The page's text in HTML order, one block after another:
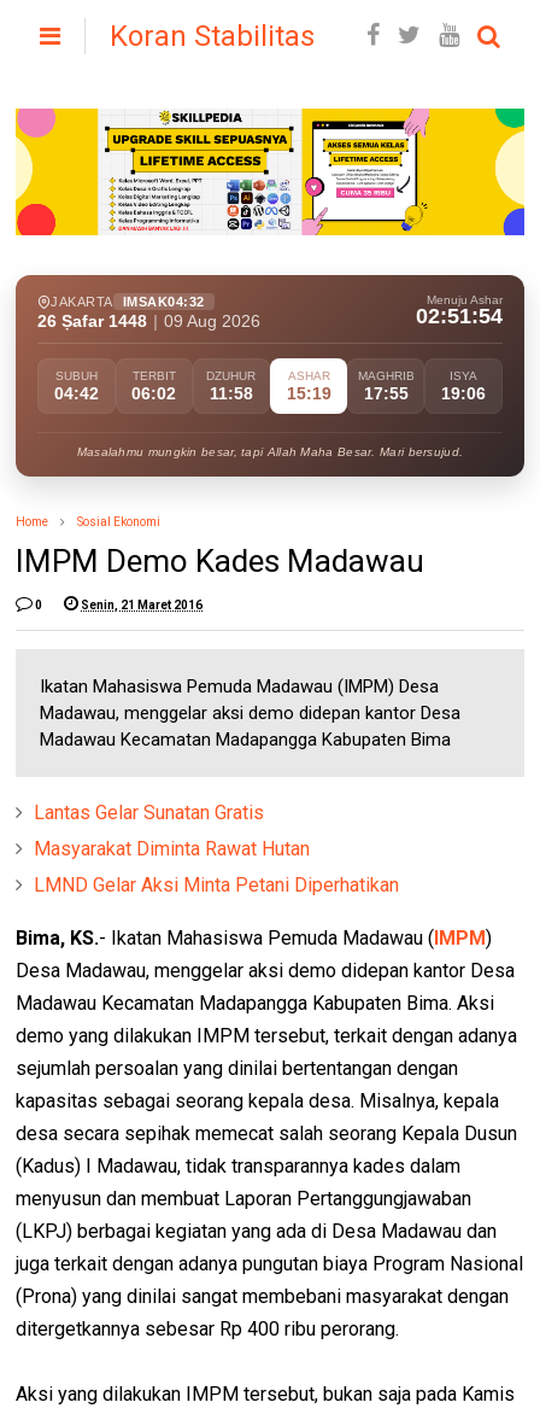
Koran Stabilitas
JAKARTA IMSAK04:32
26 Ṣafar 1448 09 Aug 2026
Menuju Ashar
02:51:53
SUBUH
04:42
TERBIT
06:02
DZUHUR
11:58
ASHAR
15:19
MAGHRIB
17:55
ISYA
19:06
Masalahmu mungkin besar, tapi Allah Maha Besar. Mari bersujud.
Home Sosial Ekonomi
IMPM Demo Kades Madawau
0 Senin, 21 Maret 2016
Ikatan Mahasiswa Pemuda Madawau (IMPM) Desa
Madawau, menggelar aksi demo didepan kantor Desa
Madawau Kecamatan Madapangga Kabupaten Bima
Lantas Gelar Sunatan Gratis
Masyarakat Diminta Rawat Hutan
LMND Gelar Aksi Minta Petani Diperhatikan
Bima, KS.- Ikatan Mahasiswa Pemuda Madawau ( IMPM)
Desa Madawau, menggelar aksi demo didepan kantor Desa
Madawau Kecamatan Madapangga Kabupaten Bima. Aksi
demo yang dilakukan IMPM tersebut, terkait dengan adanya
sejumlah persoalan yang dinilai bertentangan dengan
kapasitas sebagai seorang kepala desa. Misalnya, kepala
desa secara sepihak memecat salah seorang Kepala Dusun
(Kadus) I Madawau, tidak transparannya kades dalam
menyusun dan membuat Laporan Pertanggungjawaban
(LKPJ) berbagai kegiatan yang ada di Desa Madawau dan
juga terkait dengan adanya pungutan biaya Program Nasional
(Prona) yang dinilai sangat membebani masyarakat dengan
ditergetkannya sebesar Rp 400 ribu perorang.
Aksi yang dilakukan IMPM tersebut, bukan saja pada Kamis